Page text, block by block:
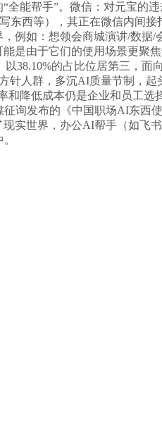
能帮手”。微信：对元宝的
东西等），其正在微信内间
例如：想领会商城演讲/数
是由于它们的使用场景更
以38.10%的占比位居第三，
针人群，多沉AI质量节制，
和降低成本仍是企业和员工
询发布的《中国职场AI东
实世界，办公AI帮手（如飞